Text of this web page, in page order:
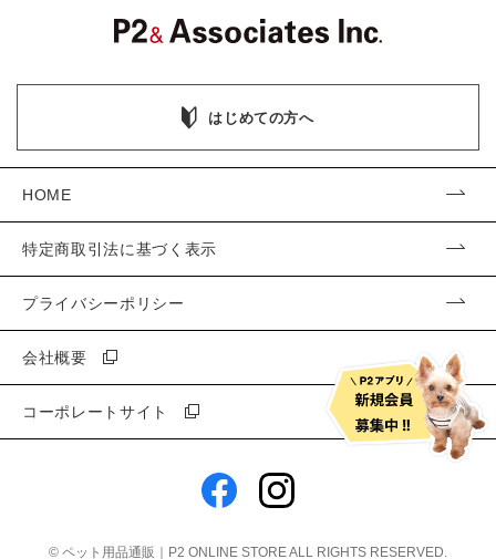
はじめての方へ
HOME
特定商取引法に基づく表示
プライバシーポリシー
会社概要
コーポレートサイト
© ペット用品通販｜P2 ONLINE STOREALL RIGHTS RESERVED.